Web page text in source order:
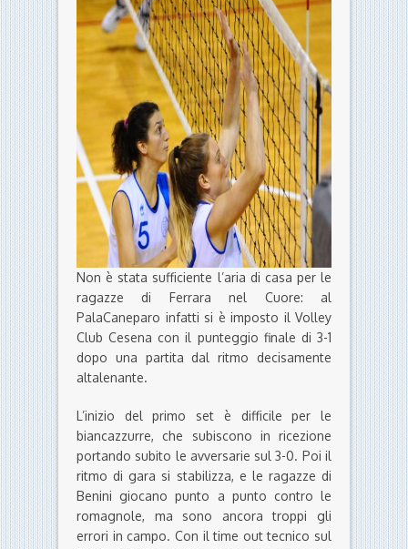
Non è stata sufficiente l’aria di casa per le
ragazze di Ferrara nel Cuore: al
PalaCaneparo infatti si è imposto il Volley
Club Cesena con il punteggio finale di 3-1
dopo una partita dal ritmo decisamente
altalenante.
L’inizio del primo set è difficile per le
biancazzurre, che subiscono in ricezione
portando subito le avversarie sul 3-0. Poi il
ritmo di gara si stabilizza, e le ragazze di
Benini giocano punto a punto contro le
romagnole, ma sono ancora troppi gli
errori in campo. Con il time out tecnico sul